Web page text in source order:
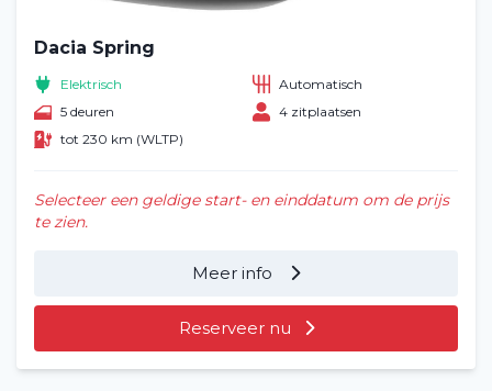
Dacia Spring
Elektrisch
Automatisch
5 deuren
4 zitplaatsen
tot 230 km (WLTP)
Selecteer een geldige start- en einddatum om de prijs
te zien.
Meer info
Reserveer nu